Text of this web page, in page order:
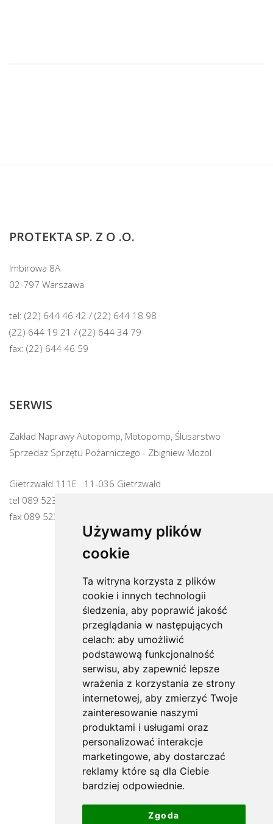
Używamy plików
cookie
Ta witryna korzysta z plików
cookie i innych technologii
śledzenia, aby poprawić jakość
przeglądania w następujących
celach: aby umożliwić
podstawową funkcjonalność
serwisu, aby zapewnić lepsze
wrażenia z korzystania ze strony
internetowej, aby zmierzyć Twoje
zainteresowanie naszymi
produktami i usługami oraz
personalizować interakcje
marketingowe, aby dostarczać
reklamy które są dla Ciebie
bardziej odpowiednie.
Zgoda
PROTEKTA SP. Z O .O.
Imbirowa 8A
02-797 Warszawa
tel: (22) 644 46 42 / (22) 644 18 98
(22) 644 19 21 / (22) 644 34 79
fax: (22) 644 46 59
SERWIS
Zakład Naprawy Autopomp, Motopomp, Ślusarstwo
Sprzedaż Sprzętu Pożarniczego - Zbigniew Mozol
Gietrzwałd 111E 11-036 Gietrzwałd
tel 089 523 82 59
fax 089 523 98 55